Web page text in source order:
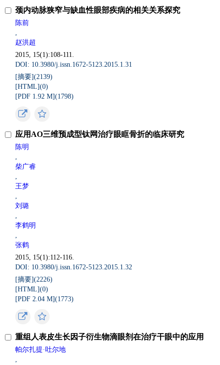
颈内动脉狭窄与缺血性眼部疾病的相关关系探究
陈前
,
赵洪超
2015, 15(1):108-111.
DOI: 10.3980/j.issn.1672-5123.2015.1.31
[摘要](2139)
[HTML](0)
[PDF 1.92 M](1798)
应用AO三维预成型钛网治疗眼眶骨折的临床研究
陈明
,
柴广睿
,
王梦
,
刘璐
,
李鹤明
,
张鹤
2015, 15(1):112-116.
DOI: 10.3980/j.issn.1672-5123.2015.1.32
[摘要](2226)
[HTML](0)
[PDF 2.04 M](1773)
重组人表皮生长因子衍生物滴眼剂在治疗干眼中的应用
帕尔扎提·吐尔地
,